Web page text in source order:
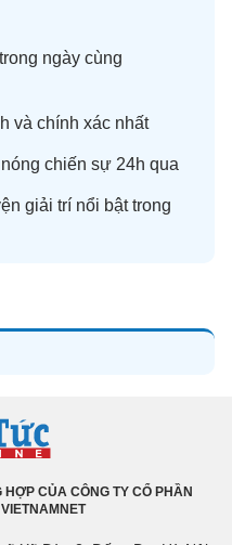
ngày cùng
và chính xác nhất
chiến sự 24h qua
giải trí nổi bật trong
CỦA CÔNG TY CỔ PHẦN